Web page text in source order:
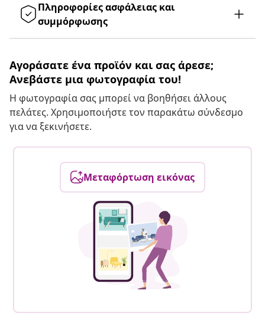
Πληροφορίες ασφάλειας και
συμμόρφωσης
Αγοράσατε ένα προϊόν και σας άρεσε;
Ανεβάστε μια φωτογραφία του!
Η φωτογραφία σας μπορεί να βοηθήσει άλλους
πελάτες. Χρησιμοποιήστε τον παρακάτω σύνδεσμο
για να ξεκινήσετε.
Μεταφόρτωση εικόνας